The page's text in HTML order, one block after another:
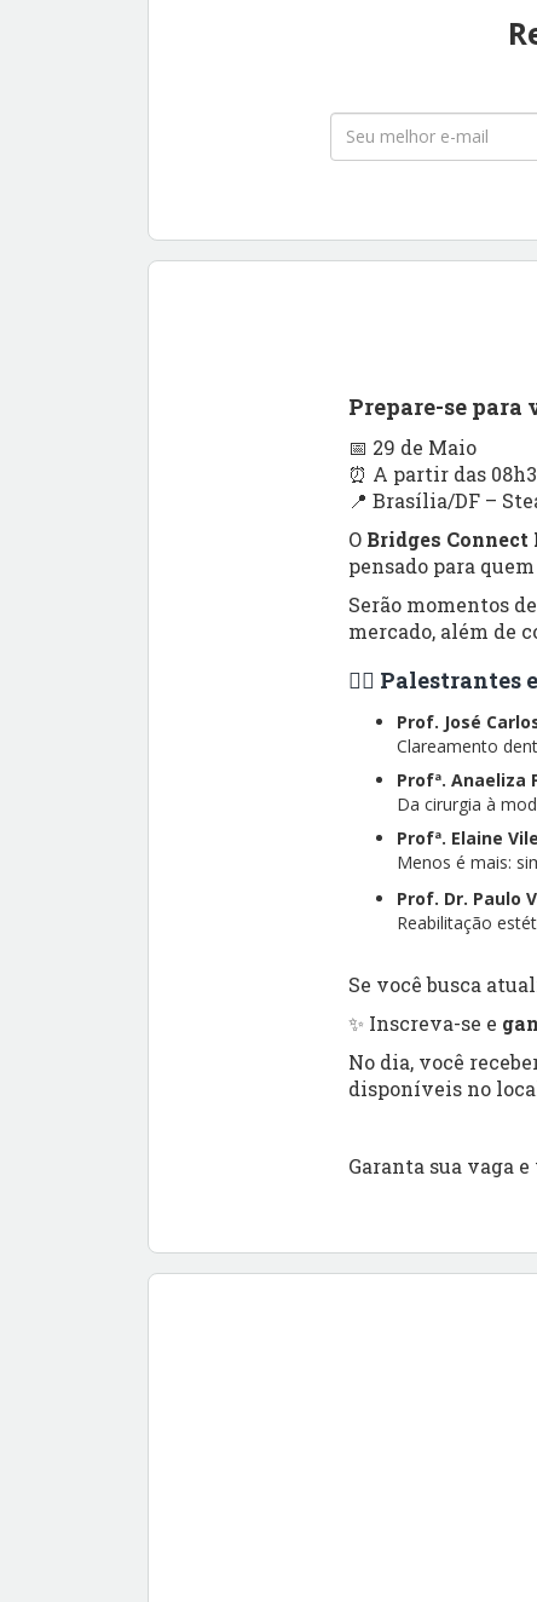
Prepare-se
📅 29 de Maio
⏰ A partir das
📍 Brasília/DF –
O Bridges
pensado para
Serão momentos
mercado, além de
👨‍⚕️ Palestrantes
Prof. José
Clareamento
Profª. Anaeliza
Da cirurgia à
Profª. Elaine
Menos é mais:
Prof. Dr. Paulo
Reabilitação
Se você busca
✨ Inscreva-se e
No dia, você
disponíveis no
Garanta sua vaga